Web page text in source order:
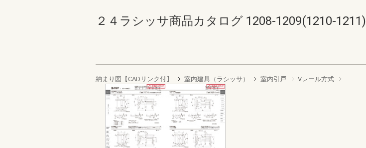
２４ラシッサ商品カタログ 1208-1209(1210-1211)
納まり図【CADリンク付】 室内建具（ラシッサ） 室内引戸 Vレール方式